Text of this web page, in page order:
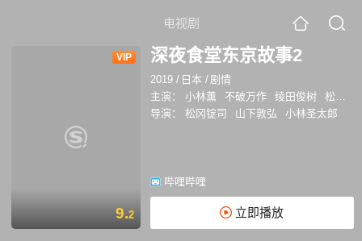
电视剧
VIP
9.2
深夜食堂东京故事2
2019 / 日本 /剧情
主演：
小林薰 不破万作 绫田俊树
松重丰
导演：
松冈锭司 山下敦弘 小林圣太郎
哔哩哔哩
立即播放